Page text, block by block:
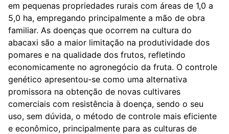
em pequenas propriedades rurais com áreas de 1,0 a
5,0 ha, empregando principalmente a mão de obra
familiar. As doenças que ocorrem na cultura do
abacaxi são a maior limitação na produtividade dos
pomares e na qualidade dos frutos, refletindo
economicamente no agronegócio da fruta. O controle
genético apresentou-se como uma alternativa
promissora na obtenção de novas cultivares
comerciais com resistência à doença, sendo o seu
uso, sem dúvida, o método de controle mais eficiente
e econômico, principalmente para as culturas de